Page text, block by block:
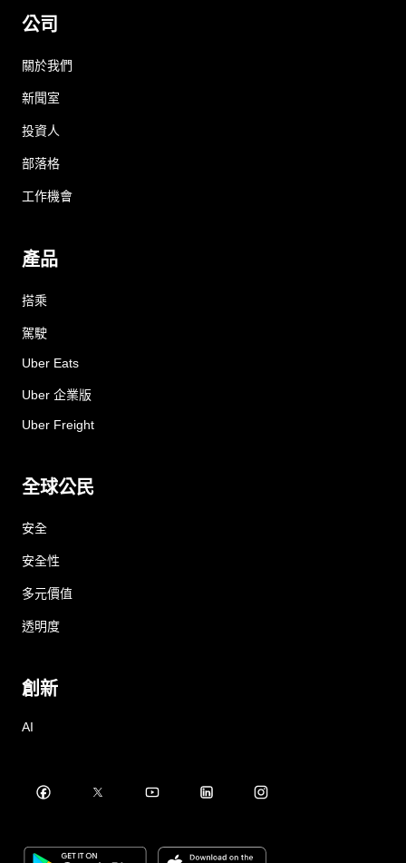
公司
關於我們
新聞室
投資人
部落格
工作機會
產品
搭乘
駕駛
Uber Eats
Uber 企業版
Uber Freight
全球公民
安全
安全性
多元價值
透明度
創新
AI